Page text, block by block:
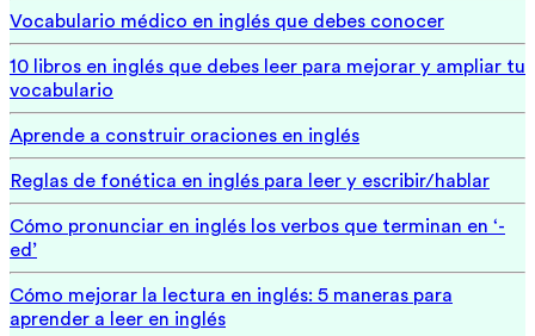
Vocabulario médico en inglés que debes conocer
10 libros en inglés que debes leer para mejorar y ampliar tu
vocabulario
Aprende a construir oraciones en inglés
Reglas de fonética en inglés para leer y escribir/hablar
Cómo pronunciar en inglés los verbos que terminan en ‘-
ed’
Cómo mejorar la lectura en inglés: 5 maneras para
aprender a leer en inglés